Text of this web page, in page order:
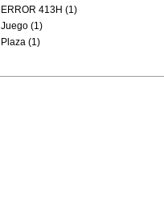
ERROR 413H (1)
Juego (1)
Plaza (1)